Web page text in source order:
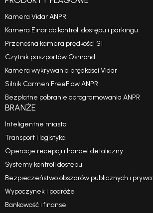
Kamera Vidar ANPR
Kamera Einar do kontroli dostępu i parkingu
Przenośna kamera prędkości S1
Czytnik paszportów Osmond
Kamera wykrywania prędkości Vidar
Silnik Carmen FreeFlow ANPR
Bezpłatne pobranie oprogramowania ANPR
BRANŻE
Inteligentne miasto
Transport i logistyka
Operacje recepcji i handel detaliczny
Systemy kontroli dostępu
Bezpieczeństwo obszarów publicznych i
Wypoczynek i podróże
Bankowość i finanse